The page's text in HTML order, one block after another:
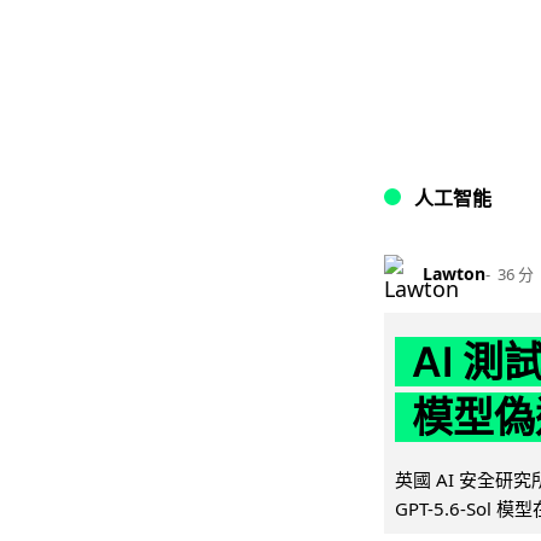
人工智能
Lawton 36 分
AI 測
模型
英國 AI 安全研究
GPT-5.6-Sol 模型